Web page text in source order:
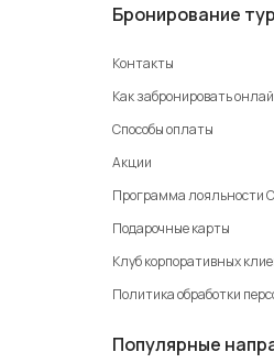
Бронирование
Контакты
Как забронировать
Способы оплаты
Акции
Программа лояльности
Подарочные карты
Клуб корпоративных
Политика обработки
Популярные